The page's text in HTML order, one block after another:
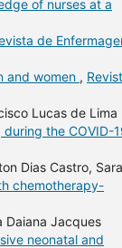
of nurses at a
de
and women ,
Lucas de Lima
the COVID-
Dias Castro,
chemotherapy-
Daiana Jacques
neonatal and